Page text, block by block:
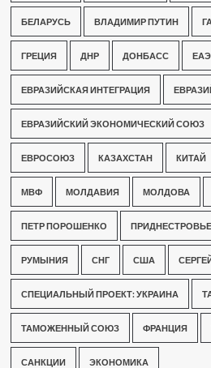
БЕЛАРУСЬ ВЛАДИМИР ПУТИН
ГРЕЦИЯ ДНР ДОНБАСС
ЕВРАЗИЙСКАЯ ИНТЕГРАЦИЯ
ЕВРАЗИЙСКИЙ ЭКОНОМИЧЕСКИЙ СОЮЗ
ЕВРОСОЮЗ КАЗАХСТАН КИТАЙ
МВФ МОЛДАВИЯ МОЛДОВА
ПЕТР ПОРОШЕНКО ПРИДНЕСТРОВЬЕ
РУМЫНИЯ СНГ США
СПЕЦИАЛЬНЫЙ ПРОЕКТ: УКРАИНА
ТАМОЖЕННЫЙ СОЮЗ ФРАНЦИЯ
САНКЦИИ ЭКОНОМИКА